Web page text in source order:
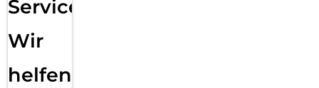
Service:
Wir
helfen